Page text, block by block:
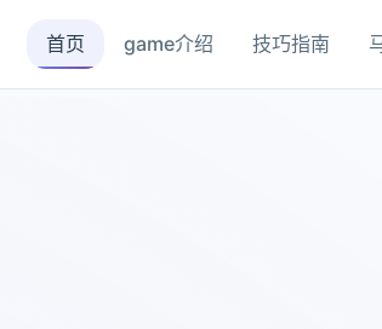
首页 game介绍 技巧指南